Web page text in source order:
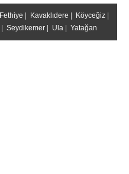
Fethiye Kavaklıdere Köyceğiz
Seydikemer Ula Yatağan